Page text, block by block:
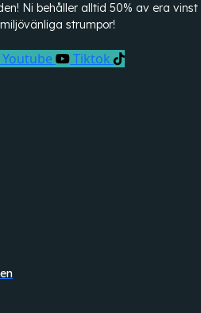
Ni behåller alltid 50% av era vinst
strumpor!
Youtube Tiktok